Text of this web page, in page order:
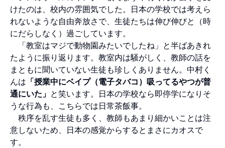
けたのは、校内の雰囲気でした。日本の学校では考えら
れないような自由奔放さで、生徒たちは伸び伸びと（時
にだらしなく）過ごしています。
「教室はマジで動物園みたいでしたね」と半ばあきれ
たように振り返ります。教室内は騒がしく、教師の話を
まともに聞いていない生徒も珍しくありません。中村く
んは 「授業中にベイプ（電子タバコ）吸ってるやつが普
通にいた」 と笑います。日本の学校なら即停学になりそ
うな行為も、こちらでは日常茶飯事。
秩序を乱す生徒も多く、教師もあまり細かいことは注
意しないため、日本の感覚からするとまさにカオスで
す。